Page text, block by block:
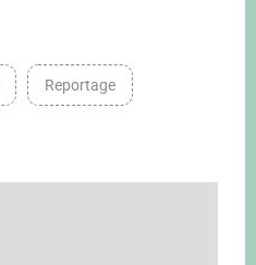
Reportage